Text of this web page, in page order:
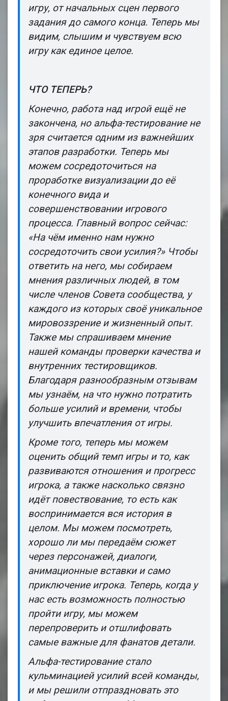
игру, от начальных сцен первого
задания до самого конца. Теперь мы
видим, слышим и чувствуем всю
игру как единое целое.
ЧТО ТЕПЕРЬ?
Конечно, работа над игрой ещё не
закончена, но альфа-тестирование не
зря считается одним из важнейших
этапов разработки. Теперь мы
можем сосредоточиться на
проработке визуализации до её
конечного вида и
совершенствовании игрового
процесса. Главный вопрос сейчас:
«На чём именно нам нужно
сосредоточить свои усилия?» Чтобы
ответить на него, мы собираем
мнения различных людей, в том
числе членов Совета сообщества, у
каждого из которых своё уникальное
мировоззрение и жизненный опыт.
Также мы спрашиваем мнение
нашей команды проверки качества и
внутренних тестировщиков.
Благодаря разнообразным отзывам
мы узнаём, на что нужно потратить
больше усилий и времени, чтобы
улучшить впечатления от игры.
Кроме того, теперь мы можем
оценить общий темп игры и то, как
развиваются отношения и прогресс
игрока, а также насколько связно
идёт повествование, то есть как
воспринимается вся история в
целом. Мы можем посмотреть,
хорошо ли мы передаём сюжет
через персонажей, диалоги,
анимационные вставки и само
приключение игрока. Теперь, когда у
нас есть возможность полностью
пройти игру, мы можем
перепроверить и отшлифовать
самые важные для фанатов детали.
Альфа-тестирование стало
кульминацией усилий всей команды,
и мы решили отпраздновать это